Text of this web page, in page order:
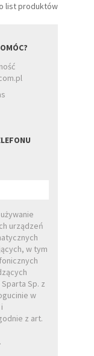
list produktów
urządzeń
w tym
Sp. z
w
z art.